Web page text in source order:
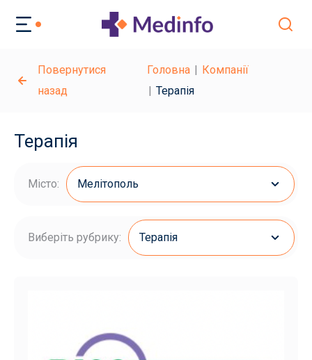
Повернутися
назад
Головна
Компанії
Терапія
Терапія
Місто: Мелітополь
Виберіть рубрику: Терапія